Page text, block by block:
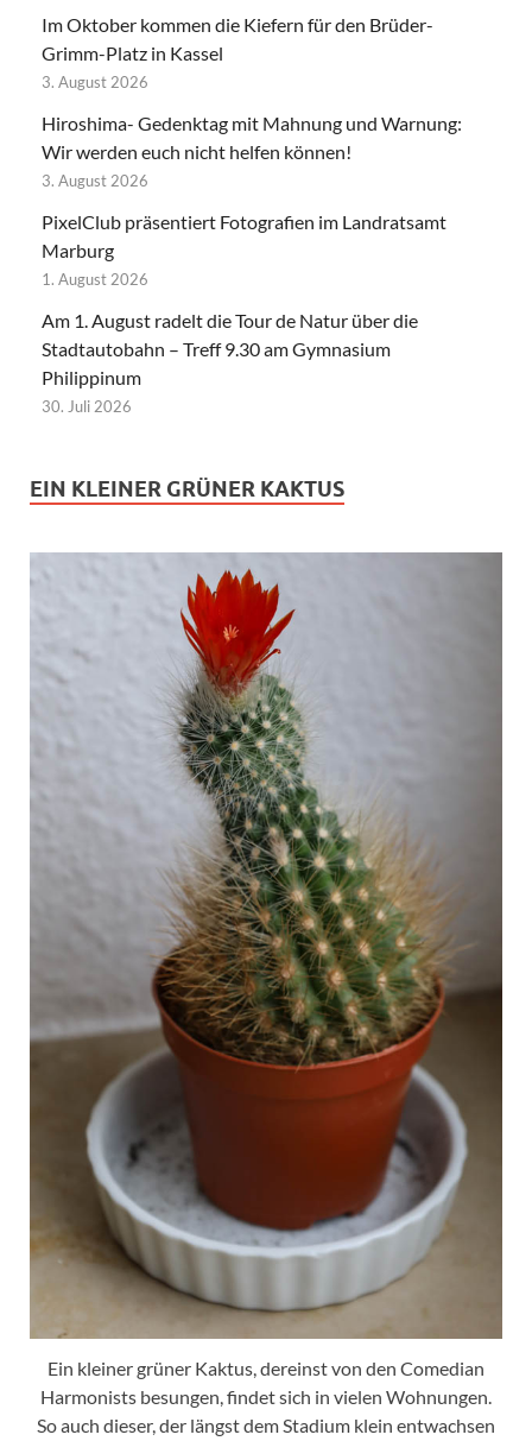
Im Oktober kommen die Kiefern für den Brüder-
Grimm-Platz in Kassel
3. August 2026
Hiroshima- Gedenktag mit Mahnung und Warnung:
Wir werden euch nicht helfen können!
3. August 2026
PixelClub präsentiert Fotografien im Landratsamt
Marburg
1. August 2026
Am 1. August radelt die Tour de Natur über die
Stadtautobahn – Treff 9.30 am Gymnasium
Philippinum
30. Juli 2026
EIN KLEINER GRÜNER KAKTUS
Ein kleiner grüner Kaktus, dereinst von den Comedian
Harmonists besungen, findet sich in vielen Wohnungen.
So auch dieser, der längst dem Stadium klein entwachsen